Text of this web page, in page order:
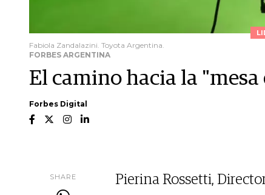
Fabiola Zandalazini. Toyota Argentina.
FORBES ARGENTINA
El camino hacia la "mesa
Forbes Digital
SHARE
Pierina Rossetti,